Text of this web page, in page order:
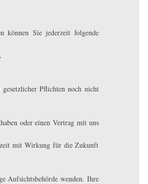
können Sie jederzeit folgende
Pflichten noch nicht
oder einen Vertrag mit uns
mit Wirkung für die Zukunft
Aufsichtsbehörde wenden. Ihre